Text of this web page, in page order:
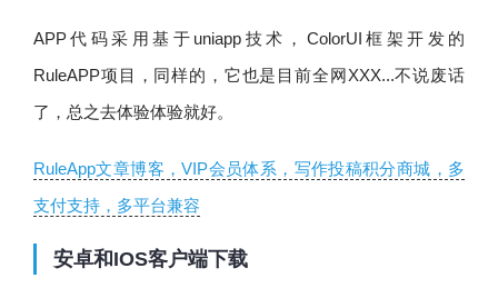
APP代码采用基于uniapp技术，ColorUI框架开发的
RuleAPP项目，同样的，它也是目前全网XXX...不说废话
了，总之去体验体验就好。
RuleApp文章博客，VIP会员体系，写作投稿积分商城，多
支付支持，多平台兼容
安卓和IOS客户端下载